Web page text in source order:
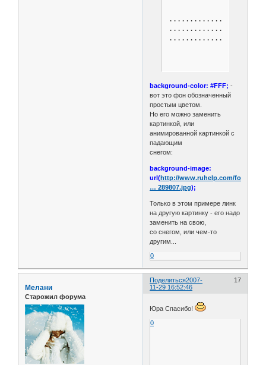
...............
background-color: #FFF; -
вот это фон обозначенный
простым цветом.
Но его можно заменить
картинкой, или
анимированной картинкой с
падающим
снегом:
background-image:
url(http://www.ruhelp.com/forums/
… 289807.jpg);
Только в этом примере линк
на другую картинку - его надо
заменить на свою,
со снегом, или чем-то
другим...
0
Поделиться 17
2007-
11-29 16:52:46
Мелани
Старожил форума
Юра Спасибо!
0